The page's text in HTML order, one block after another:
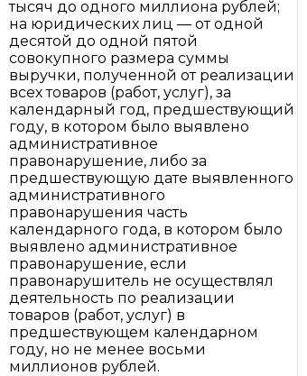
тысяч до одного миллиона рублей;
на юридических лиц — от одной
десятой до одной пятой
совокупного размера суммы
выручки, полученной от реализации
всех товаров (работ, услуг), за
календарный год, предшествующий
году, в котором было выявлено
административное
правонарушение, либо за
предшествующую дате выявленного
административного
правонарушения часть
календарного года, в котором было
выявлено административное
правонарушение, если
правонарушитель не осуществлял
деятельность по реализации
товаров (работ, услуг) в
предшествующем календарном
году, но не менее восьми
миллионов рублей.